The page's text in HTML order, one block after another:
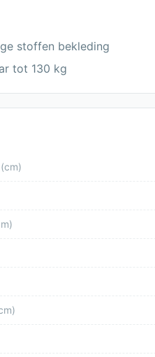
stoffen bekleding
tot 130 kg
(cm)
)
)